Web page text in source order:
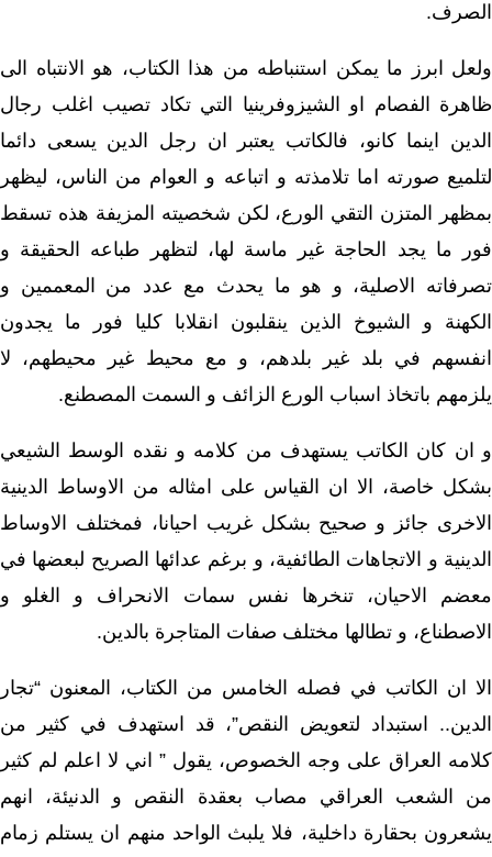
الصرف.
ولعل ابرز ما يمكن استنباطه من هذا الكتاب، هو الانتباه الى
ظاهرة الفصام او الشيزوفرينيا التي تكاد تصيب اغلب رجال
الدين اينما كانو، فالكاتب يعتبر ان رجل الدين يسعى دائما
لتلميع صورته اما تلامذته و اتباعه و العوام من الناس، ليظهر
بمظهر المتزن التقي الورع، لكن شخصيته المزيفة هذه تسقط
فور ما يجد الحاجة غير ماسة لها، لتظهر طباعه الحقيقة و
تصرفاته الاصلية، و هو ما يحدث مع عدد من المعممين و
الكهنة و الشيوخ الذين ينقلبون انقلابا كليا فور ما يجدون
انفسهم في بلد غير بلدهم، و مع محيط غير محيطهم، لا
يلزمهم باتخاذ اسباب الورع الزائف و السمت المصطنع.
و ان كان الكاتب يستهدف من كلامه و نقده الوسط الشيعي
بشكل خاصة، الا ان القياس على امثاله من الاوساط الدينية
الاخرى جائز و صحيح بشكل غريب احيانا، فمختلف الاوساط
الدينية و الاتجاهات الطائفية، و برغم عدائها الصريح لبعضها في
معضم الاحيان، تنخرها نفس سمات الانحراف و الغلو و
الاصطناع، و تطالها مختلف صفات المتاجرة بالدين.
الا ان الكاتب في فصله الخامس من الكتاب، المعنون “تجار
الدين.. استبداد لتعويض النقص”، قد استهدف في كثير من
كلامه العراق على وجه الخصوص، يقول ” اني لا اعلم لم كثير
من الشعب العراقي مصاب بعقدة النقص و الدنيئة، انهم
يشعرون بحقارة داخلية، فلا يلبث الواحد منهم ان يستلم زمام